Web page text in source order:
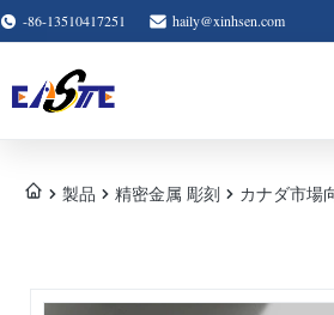
-86-13510417251 haily@xinhsen.com
製品 精密金属 彫刻 カナダ市場